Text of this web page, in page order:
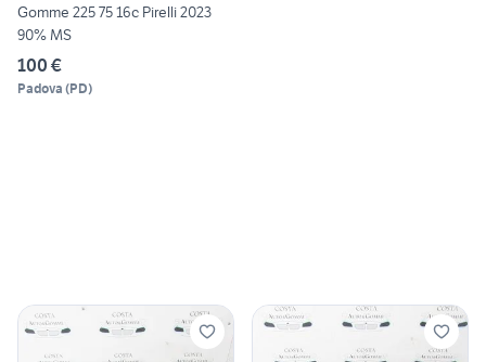
Gomme 225 75 16c Pirelli 2023
90% MS
100 €
Padova (PD)